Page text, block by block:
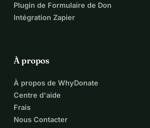
Plugin de Formulaire de Don
Intégration Zapier
À propos
À propos de WhyDonate
Centre d'aide
Frais
Nous Contacter